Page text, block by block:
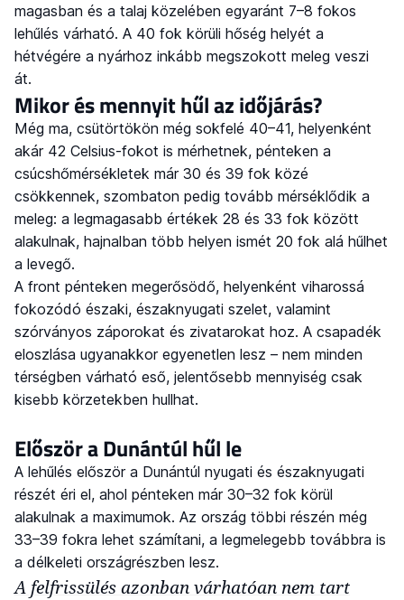
magasban és a talaj közelében egyaránt 7–8 fokos
lehűlés várható. A 40 fok körüli hőség helyét a
hétvégére a nyárhoz inkább megszokott meleg veszi
át.
Mikor és mennyit hűl az időjárás?
Még ma, csütörtökön még sokfelé 40–41, helyenként
akár 42 Celsius-fokot is mérhetnek, pénteken a
csúcshőmérsékletek már 30 és 39 fok közé
csökkennek, szombaton pedig tovább mérséklődik a
meleg: a legmagasabb értékek 28 és 33 fok között
alakulnak, hajnalban több helyen ismét 20 fok alá hűlhet
a levegő.
A front pénteken megerősödő, helyenként viharossá
fokozódó északi, északnyugati szelet, valamint
szórványos záporokat és zivatarokat hoz. A csapadék
eloszlása ugyanakkor egyenetlen lesz – nem minden
térségben várható eső, jelentősebb mennyiség csak
kisebb körzetekben hullhat.
Először a Dunántúl hűl le
A lehűlés először a Dunántúl nyugati és északnyugati
részét éri el, ahol pénteken már 30–32 fok körül
alakulnak a maximumok. Az ország többi részén még
33–39 fokra lehet számítani, a legmelegebb továbbra is
a délkeleti országrészben lesz.
A felfrissülés azonban várhatóan nem tart